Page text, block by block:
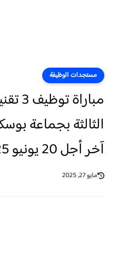
مستجدات الوظيفة
الثالثة بجماعة
آخر أجل 20 يونيو 2025
مايو 27, 2025